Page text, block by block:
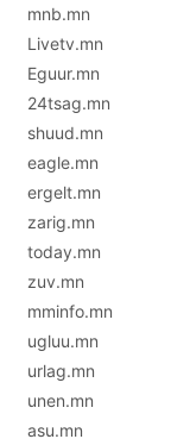
mnb.mn
Livetv.mn
Eguur.mn
24tsag.mn
shuud.mn
eagle.mn
ergelt.mn
zarig.mn
today.mn
zuv.mn
mminfo.mn
ugluu.mn
urlag.mn
unen.mn
asu.mn